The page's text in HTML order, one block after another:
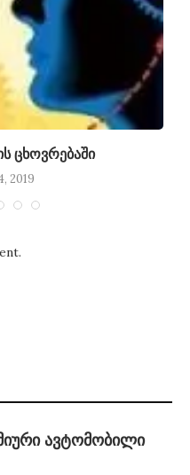
ცხოვრებაში
2019
ავტომობილი